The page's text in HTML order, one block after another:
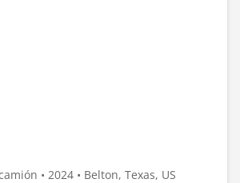
• 2024 • Belton, Texas, US